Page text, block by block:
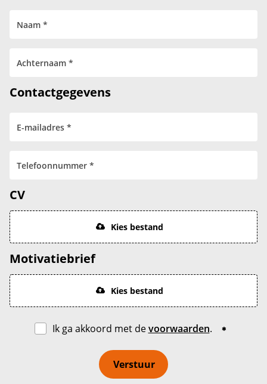
Contactgegevens
CV
Kies bestand
Motivatiebrief
Kies bestand
Ik ga akkoord met devoorwaarden.
Verstuur